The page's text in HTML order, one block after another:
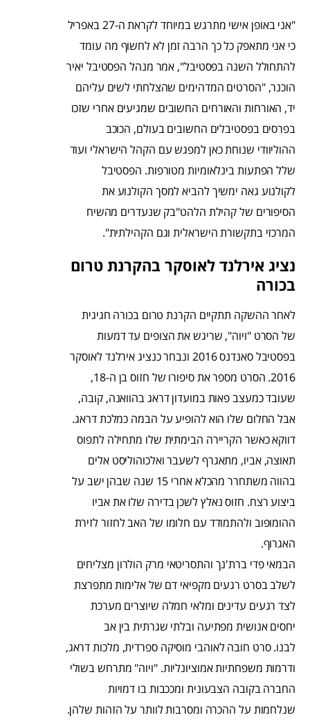
"אני באופן אישי מתרגש במיוחד לקראת ה-27 באפריל
כי אני מתאפק כל כך הרבה זמן לא לחשוף מה עומד
להתחולל השנה בפסטיבל", אמר מנהל הפסטיבל יאיר
הוכנר, "הסרטים המדהימים שהצלחתי לשים עליהם
יד, האורחות והאורחים החשובים שמגיעים אחרי שזכו
בפרסים בפסטיבלים החשובים בעולם, הכוכב
ההוליוודי שנוחת כאן למפגש עם הקהל הישראלי ועוד
שלל הפתעות בינלאומיות מטורפות. הפסטיבל
לקולנוע גאה ימשיך להביא למסך הקולנוע את
הסיפורים של קהילת הלהט"בק שנעדרים מהשיח
המרכזי בתקשורת הישראלית וגם הקהילתית".
נציג אירלנד לאוסקר בהקרנת טרום
בכורה
לאחר ההשקה תתקיים הקרנת טרום בכורה חגיגית
של הסרט "ויוה", שריגש את הצופים עד דמעות
בפסטיבל סאנדנס 2016 ונבחר כנציג אירלנד לאוסקר
2016. הסרט מספר את סיפורו של חזוס בן ה-18,
שעובד כמעצב פאות במועדון דראג בהוואנה, קובה,
אבל החלום שלו הוא להופיע על הבמה כמלכת דראג.
דווקא כאשר הקריירה הבימתית שלו מתחילה לתפוס
תאוצה, אביו, מתאגרף לשעבר ואלכוהוליסט אלים
בהווה משתחרר מהכלא אחרי 15 שנה שבהן ישב על
ביצוע רצח. חזוס נאלץ לשכן בדירה שלו את אביו
ההומופוב ולהתמודד עם חלומו של האב לחזור לזירת
האגרוף.
הבמאי פדי ברת'נך והתסריטאי מרק הולרון מצליחים
לשלב בסרט רגעים מקפיאי דם של אלימות מתפרצת
לצד רגעים עדינים ומלאי חמלה שיוצרים מערכת
יחסים אנושית מפתיעה ובלתי שגרתית בין אב
לבנו. סרט חובה לאוהבי מוסיקה ספרדית, מלכות דראג,
ודרמות משפחתיות אמוציונליות. "ויוה" מתרחש בשולי
החברה בקובה הצבעונית ומככבות בו דמויות
שנלחמות על ההכרה ומסרבות לוותר על הזהות שלהן.